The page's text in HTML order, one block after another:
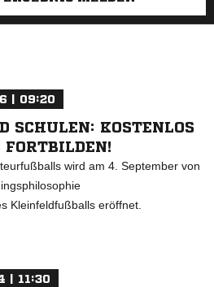
| 09:20
SCHULEN: KOSTENLOS
wird am 4. September von
Kleinfeldfußballs eröffnet.
| 11:30